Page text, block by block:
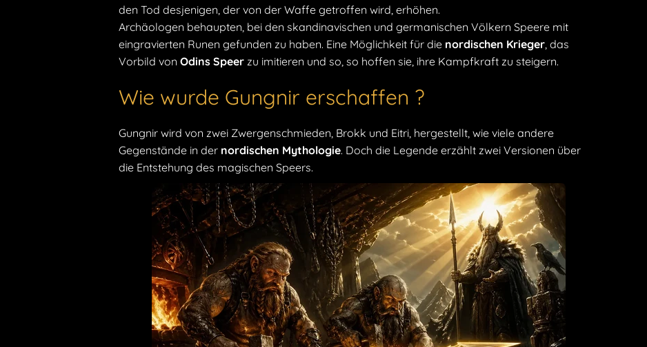
den Tod desjenigen, der von der Waffe getroffen wird, erhöhen.
Archäologen behaupten, bei den skandinavischen und germanischen Völkern Speere mit
eingravierten Runen gefunden zu haben. Eine Möglichkeit für die nordischen Krieger , das
Vorbild von Odins Speer zu imitieren und so, so hoffen sie, ihre Kampfkraft zu steigern.
Wie wurde Gungnir erschaffen ?
Gungnir wird von zwei Zwergenschmieden, Brokk und Eitri, hergestellt, wie viele andere
Gegenstände in der nordischen Mythologie. Doch die Legende erzählt zwei Versionen über
die Entstehung des magischen Speers.